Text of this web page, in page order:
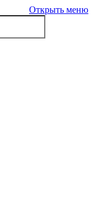
Открыть меню